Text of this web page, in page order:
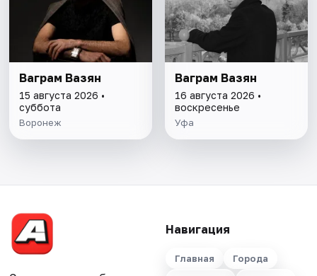
Ваграм Вазян
15 августа 2026 •
суббота
Воронеж
Ваграм Вазян
16 августа 2026 •
воскресенье
Уфа
Навигация
Главная
Города